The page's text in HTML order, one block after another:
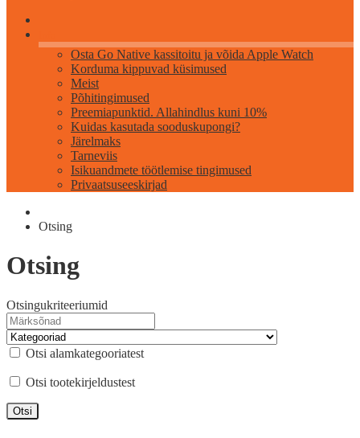
Osta Go Native kassitoitu ja võida Apple Watch
Korduma kippuvad küsimused
Meist
Põhitingimused
Preemiapunktid. Allahindlus kuni 10%
Kuidas kasutada sooduskupongi?
Järelmaks
Tarneviis
Isikuandmete töötlemise tingimused
Privaatsuseeskirjad
Otsing
Otsing
Otsingukriteeriumid
Otsi alamkategooriatest
Otsi tootekirjeldustest